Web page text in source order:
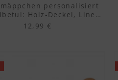
personalisiert
Holz-Deckel, Lineal
& Gravur)
12,99 €